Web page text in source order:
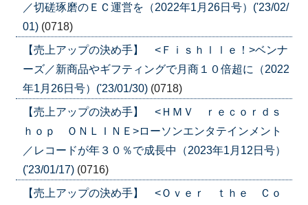
／切磋琢磨のＥＣ運営を（2022年1月26日号）('23/02/
01) (0718)
【売上アップの決め手】 <Ｆｉｓｈｌｌｅ！>ベンナ
ーズ／新商品やギフティングで月商１０倍超に（2022
年1月26日号）('23/01/30) (0718)
【売上アップの決め手】 <ＨＭＶ ｒｅｃｏｒｄｓ
ｈｏｐ ＯＮＬＩＮＥ>ローソンエンタテインメント
／レコードが年３０％で成長中（2023年1月12日号）
('23/01/17) (0716)
【売上アップの決め手】 <Ｏｖｅｒ ｔｈｅ Ｃｏ